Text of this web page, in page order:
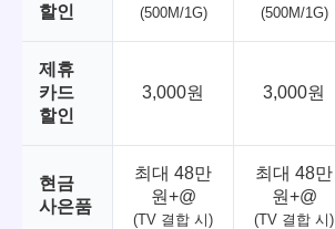
할인
(500M/1G) (500M/1G)
제휴
카드
할인
3,000원 3,000원
현금
사은품
최대 48만
원+@
(TV 결합 시)
최대 48만
원+@
(TV 결합 시)